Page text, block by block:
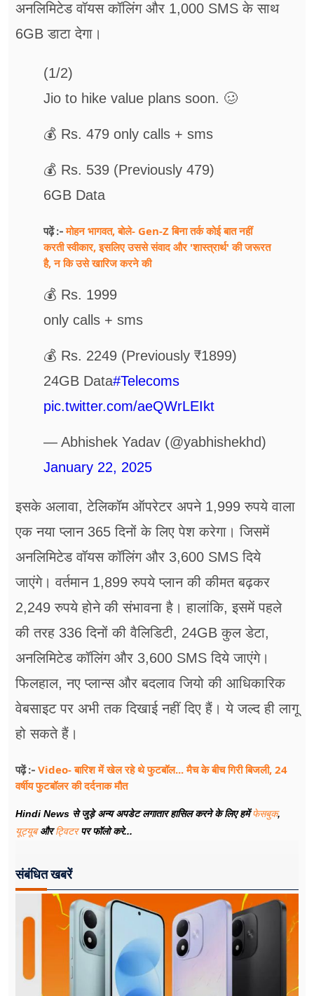
अनलिमिटेड वॉयस कॉलिंग और 1,000 SMS के साथ
6GB डाटा देगा।
(1/2)
Jio to hike value plans soon. 🥴
💰 Rs. 479 only calls + sms
💰 Rs. 539 (Previously 479)
6GB Data
पढ़ें :-मोहन भागवत, बोले- Gen-Z बिना तर्क कोई बात नहीं
करती स्वीकार, इसलिए उससे संवाद और 'शास्त्रार्थ' की जरूरत
है, न कि उसे खारिज करने की
💰 Rs. 1999
only calls + sms
💰 Rs. 2249 (Previously ₹1899)
24GB Data#Telecoms
pic.twitter.com/aeQWrLEIkt
— Abhishek Yadav (@yabhishekhd)
January 22, 2025
इसके अलावा, टेलिकॉम ऑपरेटर अपने 1,999 रुपये वाला
एक नया प्लान 365 दिनों के लिए पेश करेगा। जिसमें
अनलिमिटेड वॉयस कॉलिंग और 3,600 SMS दिये
जाएंगे। वर्तमान 1,899 रुपये प्लान की कीमत बढ़कर
2,249 रुपये होने की संभावना है। हालांकि, इसमें पहले
की तरह 336 दिनों की वैलिडिटी, 24GB कुल डेटा,
अनलिमिटेड कॉलिंग और 3,600 SMS दिये जाएंगे।
फिलहाल, नए प्लान्स और बदलाव जियो की आधिकारिक
वेबसाइट पर अभी तक दिखाई नहीं दिए हैं। ये जल्द ही लागू
हो सकते हैं।
पढ़ें :- Video- बारिश में खेल रहे थे फुटबॉल... मैच के बीच गिरी बिजली, 24
वर्षीय फुटबॉलर की दर्दनाक मौत
Hindi News से जुड़े अन्य अपडेट लगातार हासिल करने के लिए हमेंफेसबुक,
यूट्यूबऔरट्विटरपर फॉलो करे...
संबंधित खबरें